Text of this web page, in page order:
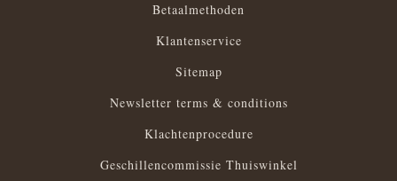
Betaalmethoden
Klantenservice
Sitemap
Newsletter terms & conditions
Klachtenprocedure
Geschillencommissie Thuiswinkel